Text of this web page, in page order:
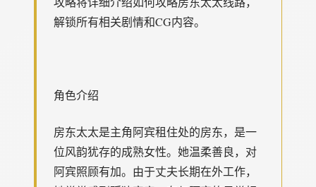
解锁所有相关剧情和CG内容。
角色介绍
房东太太是主角阿宾租住处的房东，是一
位风韵犹存的成熟女性。她温柔善良，对
阿宾照顾有加。由于丈夫长期在外工作，